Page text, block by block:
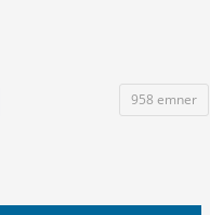
958 emner